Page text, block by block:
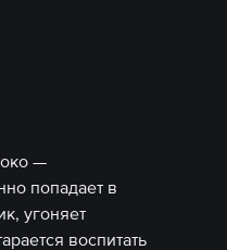
—
попадает в
угоняет
воспитать